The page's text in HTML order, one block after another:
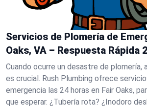
Servicios de Plomería de
Oaks, VA – Respuesta Rápida
Cuando ocurre un desastre de plomería,
es crucial. Rush Plumbing ofrece
emergencia las 24 horas en Fair Oaks,
que esperar. ¿Tubería rota? ¿Inodoro